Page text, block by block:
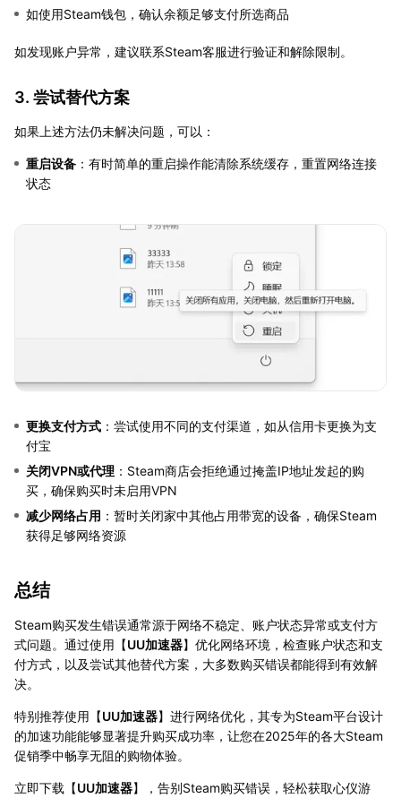
如使用Steam钱包，确认余额足够支付所选商品
如发现账户异常，建议联系Steam客服进行验证和解除限制。
3. 尝试替代方案
如果上述方法仍未解决问题，可以：
重启设备 ：有时简单的重启操作能清除系统缓存，重置网络连接
状态
更换支付方式 ：尝试使用不同的支付渠道，如从信用卡更换为支
付宝
关闭VPN或代理 ：Steam商店会拒绝通过掩盖IP地址发起的购
买，确保购买时未启用VPN
减少网络占用 ：暂时关闭家中其他占用带宽的设备，确保Steam
获得足够网络资源
总结
Steam购买发生错误通常源于网络不稳定、账户状态异常或支付方
式问题。通过使用【UU加速器】优化网络环境，检查账户状态和支
付方式，以及尝试其他替代方案，大多数购买错误都能得到有效解
决。
特别推荐使用【UU加速器】进行网络优化，其专为Steam平台设计
的加速功能能够显著提升购买成功率，让您在2025年的各大Steam
促销季中畅享无阻的购物体验。
立即下载【UU加速器】，告别Steam购买错误，轻松获取心仪游